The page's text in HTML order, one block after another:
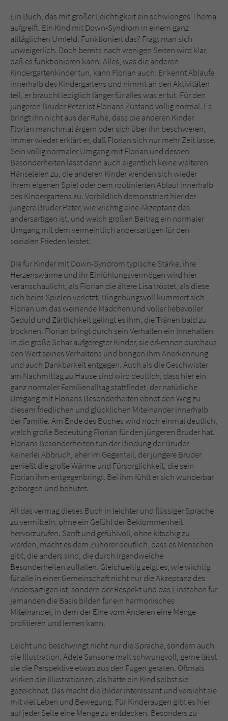
Ein Buch, das mit großer Leichtigkeit ein schwieriges Thema
aufgreift. Ein Kind mit Down-Syndrom in einem ganz
alltäglichen Umfeld. Funktioniert das? Fragt man sich
unweigerlich. Doch bereits nach wenigen Seiten wird klar,
daß es funktionieren kann. Alles, was die anderen
Kindergartenkinder tun, kann Florian auch. Er kennt Abläufe
innerhalb des Kindergartens und nimmt an den Aktivitäten
teil, er braucht lediglich länger für alles was er tut. Für den
jüngeren Bruder Peter ist Florians Zustand völlig normal. Es
bringt ihn nicht aus der Ruhe, dass die anderen Kinder
Florian manchmal ärgern oder sich über ihn beschweren,
immer wieder erklärt er, daß Florian sich nur mehr Zeit lasse.
Sein völlig normaler Umgang mit Florian und dessen
Besonderheiten lässt dann auch eigentlich keine weiteren
Hänseleien zu, die anderen Kinder wenden sich wieder
ihrem eigenen Spiel oder dem routinierten Ablauf innerhalb
des Kindergartens zu. Vorbildlich demonstriert hier der
jüngere Bruder Peter, wie wichtig eine Akzeptanz des
andersartigen ist, und welch großen Beitrag ein normaler
Umgang mit dem vermeintlich andersartigen für den
sozialen Frieden leistet.
Die für Kinder mit Down-Syndrom typische Stärke, ihre
Herzenswärme und ihr Einfühlungsvermögen wird hier
veranschaulicht, als Florian die ältere Lisa tröstet, als diese
sich beim Spielen verletzt. Hingebungsvoll kümmert sich
Florian um das weinende Mädchen und voller liebevoller
Geduld und Zärtlichkeit gelingt es ihm, die Tränen bald zu
trocknen. Florian bringt durch sein Verhalten ein Innehalten
in die große Schar aufgeregter Kinder, sie erkennen durchaus
den Wert seines Verhaltens und bringen ihm Anerkennung
und auch Dankbarkeit entgegen. Auch als die Geschwister
am Nachmittag zu Hause sind wird deutlich, dass hier ein
ganz normaler Familienalltag stattfindet, der natürliche
Umgang mit Florians Besonderheiten ebnet den Weg zu
diesem friedlichen und glücklichen Miteinander innerhalb
der Familie. Am Ende des Buches wird noch einmal deutlich,
welch große Bedeutung Florian für den jüngeren Bruder hat.
Florians Besonderheiten tun der Bindung der Brüder
keinerlei Abbruch, eher im Gegenteil, der jüngere Bruder
genießt die große Wärme und Fürsorglichkeit, die sein
Florian ihm entgegenbringt. Bei ihm fühlt er sich wunderbar
geborgen und behütet.
All das vermag dieses Buch in leichter und flüssiger Sprache
zu vermitteln, ohne ein Gefühl der Beklommenheit
hervorzurufen. Sanft und gefühlvoll, ohne kitschig zu
werden, macht es dem Zuhörer deutlich, dass es Menschen
gibt, die anders sind, die durch irgendwelche
Besonderheiten auffallen. Gleichzeitig zeigt es, wie wichtig
für alle in einer Gemeinschaft nicht nur die Akzeptanz des
Andersartigen ist, sondern der Respekt und das Einstehen für
jemanden die Basis bilden für ein harmonisches
Miteinander, in dem der Eine vom Anderen eine Menge
profitieren und lernen kann.
Leicht und beschwingt nicht nur die Sprache, sondern auch
die Illustration. Adele Sansone malt schwungvoll, gerne lässt
sie die Perspektive etwas aus den Fugen geraten. Oftmals
wirken die Illustrationen, als hätte ein Kind selbst sie
gezeichnet. Das macht die Bilder interessant und versieht sie
mit viel Leben und Bewegung. Für Kinderaugen gibt es hier
auf jeder Seite eine Menge zu entdecken. Besonders zu